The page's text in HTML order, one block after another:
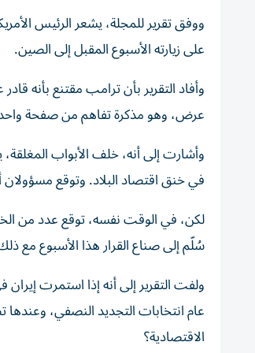
ووفق تقرير للمجلة، يشعر الرئيس
على زيارته الأسبوع المقبل إلى الصين.
وأفاد التقرير بأن ترامب مقتنع بأنه
عرض، وهو مذكرة تفاهم من صفحة واحدة
وأشارت إلى أنه، خلف الأبواب
في خنق اقتصاد البلاد. وتوقع مسؤولان
لكن، في الوقت نفسه، توقع عدد من
سُلّم إلى صناع القرار هذا الأسبوع مع ذلك، مشيراً إلى
ولفت التقرير إلى أنه إذا استمرت
عام انتخابات التجديد النصفي،
الاقتصادية؟